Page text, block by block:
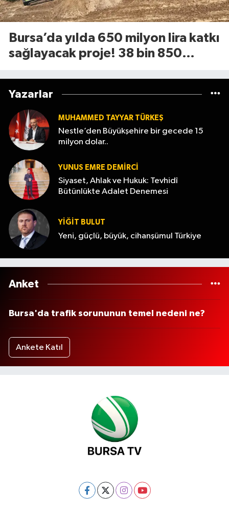
Bursa’da yılda 650 milyon lira katkı
sağlayacak proje! 38 bin 850
Yazarlar
MUHAMMED TAYYAR TÜRKEŞ
Nestle’den Büyükşehire bir gecede 15
milyon dolar..
YUNUS EMRE DEMIRCI
Siyaset, Ahlak ve Hukuk: Tevhidî
Bütünlükte Adalet Denemesi
YİĞİT BULUT
Yeni, güçlü, büyük, cihanşümul Türkiye
Anket
Bursa'da trafik sorununun temel nedeni ne?
Ankete Katıl